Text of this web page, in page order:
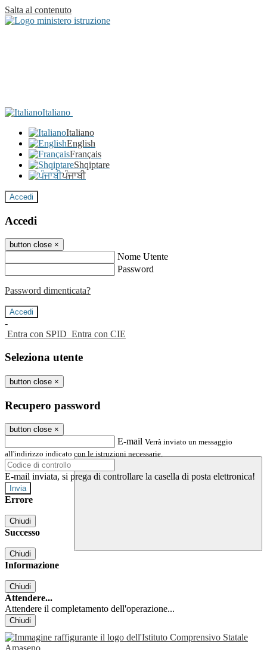
Salta al contenuto
Italiano
Italiano
English
Français
Shqiptare
ਪੰਜਾਬੀ
Accedi
Accedi
button close ×
Nome Utente
Password
Password dimenticata?
-
Entra con SPID Entra con CIE
Seleziona utente
button close ×
Recupero password
button close ×
E-mail Verrà inviato un messaggio
all'indirizzo indicato con le istruzioni necessarie.
E-mail inviata, si prega di controllare la casella di posta elettronica!
Errore
Chiudi
Successo
Chiudi
Informazione
Chiudi
Attendere...
Attendere il completamento dell'operazione...
Chiudi